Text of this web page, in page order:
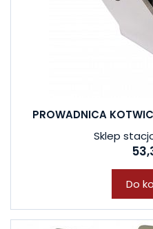
PROWADNICA
Sklep
Do